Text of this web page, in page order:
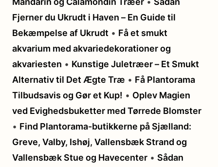
Fjerner du Ukrudt i Haven – En Guide til
Bekæmpelse af Ukrudt • Få et smukt
akvarium med akvariedekorationer og
akvariesten • Kunstige Juletræer – Et Smukt
Alternativ til Det Ægte Træ • Få Plantorama
Tilbudsavis og Gør et Kup! • Oplev Magien
ved Evighedsbuketter med Tørrede Blomster
• Find Plantorama-butikkerne på Sjælland:
Greve, Valby, Ishøj, Vallensbæk Strand og
Vallensbæk Stue og Havecenter • Sådan